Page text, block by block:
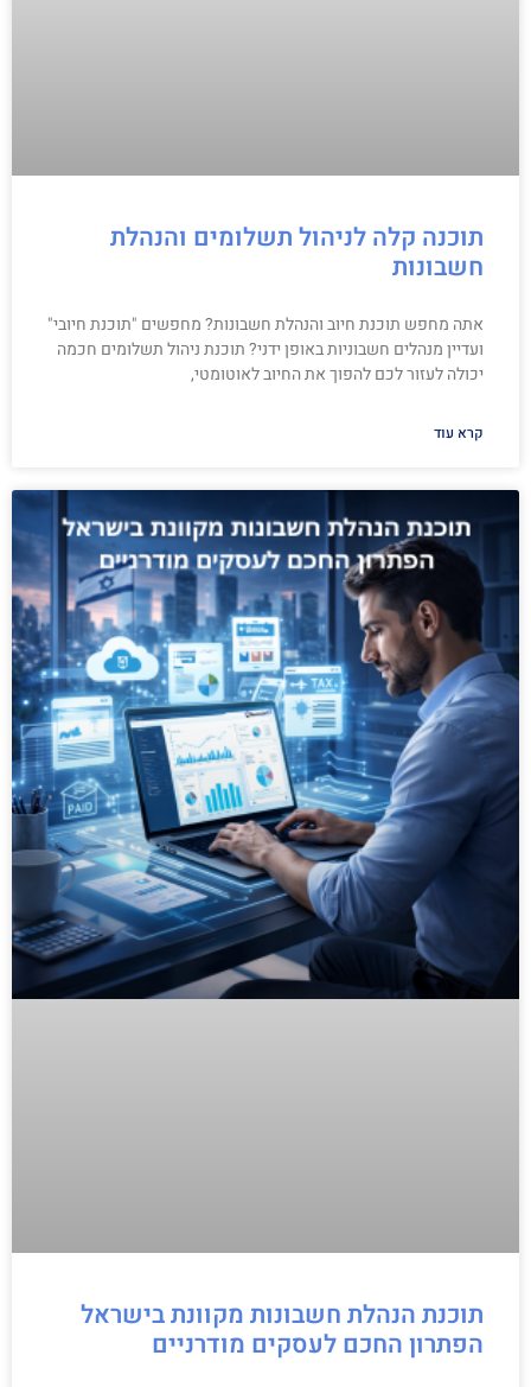
תוכנה קלה לניהול תשלומים והנהלת
חשבונות
אתה מחפש תוכנת חיוב והנהלת חשבונות? מחפשים "תוכנת חיובי"
ועדיין מנהלים חשבוניות באופן ידני? תוכנת ניהול תשלומים חכמה
יכולה לעזור לכם להפוך את החיוב לאוטומטי,
קרא עוד
תוכנת הנהלת חשבונות מקוונת בישראל
הפתרון החכם לעסקים מודרניים